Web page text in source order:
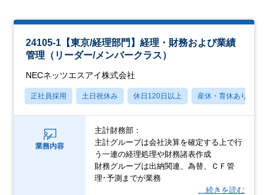
24105-1【東京/経理部門】経理・財務および業績
管理（リーダー/メンバークラス）
NECネッツエスアイ株式会社
正社員採用 土日祝休み 休日120日以上 産休・育休あり
業務内容
主計財務部：
主計グループは会社決算を確定する上で行
う一連の経理処理や財務諸表作成
財務グループは出納関連、為替、ＣＦ管
理･予測までが業務
…続きを読む